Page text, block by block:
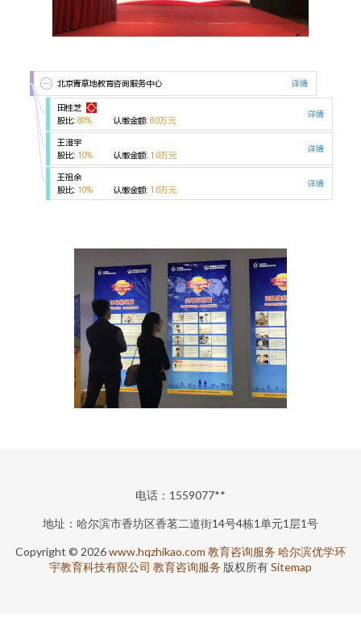
电话：1559077**
地址：哈尔滨市香坊区香茗二道街14号4栋1单元1层1号
Copyright © 2026www.hqzhikao.com 教育咨询服务 哈尔滨优学环
宇教育科技有限公司 教育咨询服务 版权所有Sitemap